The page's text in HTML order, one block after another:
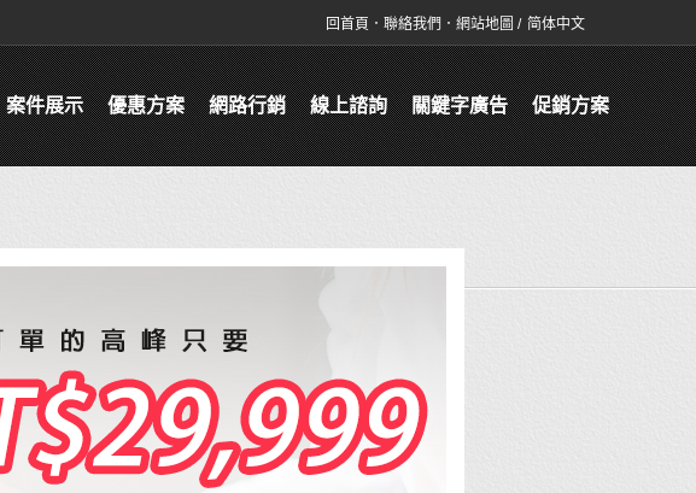
简体中文
網站地圖 /
聯絡我們 ．
回首頁 ．
案件展示 優惠方案 網路行銷 線上諮詢 關鍵字廣告 促銷方案